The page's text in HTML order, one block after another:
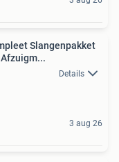
Slangenpakket
Details
3 aug 26